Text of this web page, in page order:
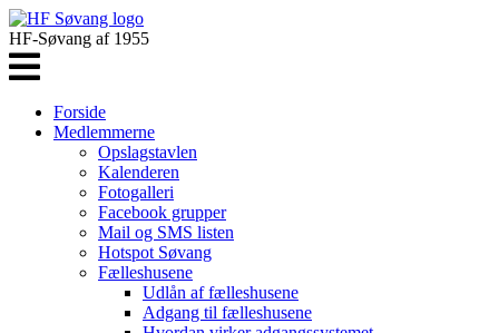
HF-Søvang af 1955
Forside
Medlemmerne
Opslagstavlen
Kalenderen
Fotogalleri
Facebook grupper
Mail og SMS listen
Hotspot Søvang
Fælleshusene
Udlån af fælleshusene
Adgang til fælleshusene